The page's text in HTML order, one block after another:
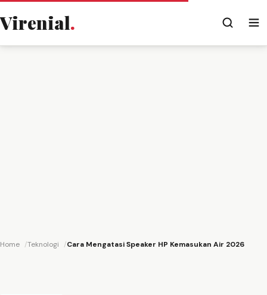
Virenial.
Home Teknologi Cara Mengatasi Speaker HP Kemasukan Air 2026